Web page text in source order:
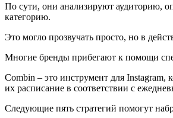
По сути, они анализируют аудиторию,
категорию.
Это могло прозвучать просто, но в
Многие бренды прибегают к помощи
Combin – это инструмент для Instagram,
их расписание в соответствии с
Следующие пять стратегий помогут